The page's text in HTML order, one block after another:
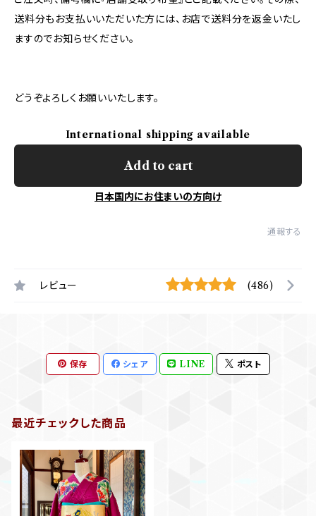
送料分もお支払いいただいた方には、お店で送料分を返金いたし
ますのでお知らせください。
どうぞよろしくお願いいたします。
International shipping available
Add to cart
日本国内にお住まいの方向け
通報する
レビュー (486)
保存 シェア LINE ポスト
最近チェックした商品